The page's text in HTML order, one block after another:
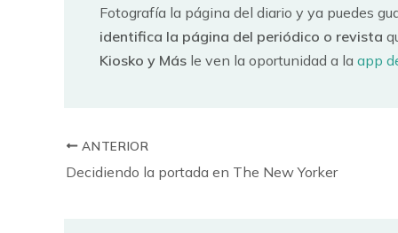
Fotografía la página del diario y ya puedes
identifica la página del periódico o revista
Kiosko y Más le ven la oportunidad a la app
ANTERIOR
Decidiendo la portada en The New Yorker